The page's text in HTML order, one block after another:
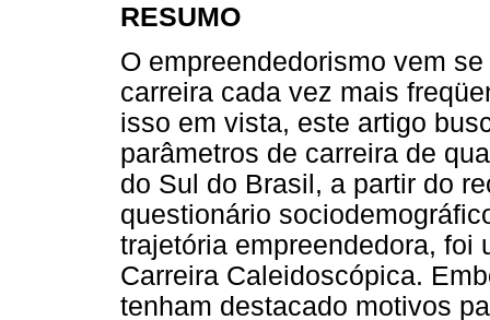
RESUMO
O empreendedorismo vem
carreira cada vez mais
isso em vista, este artigo
parâmetros de carreira de
do Sul do Brasil, a partir do
questionário
trajetória empreendedora, foi
Carreira Caleidoscópica.
tenham destacado motivos